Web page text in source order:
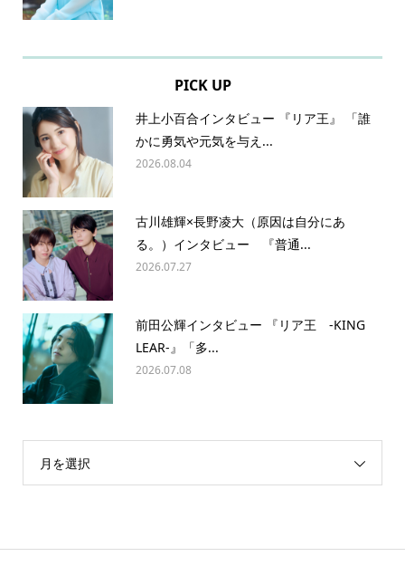
PICK UP
井上小百合インタビュー 『リア王』 「誰
かに勇気や元気を与え...
2026.08.04
古川雄輝×長野凌大（原因は自分にあ
る。）インタビュー 『普通...
2026.07.27
前田公輝インタビュー 『リア王 -KING
LEAR-』「多...
2026.07.08
月を選択